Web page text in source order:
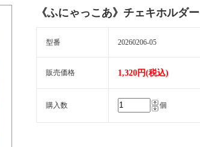
《ふにゃっこあ》チェキホルダー
型番 20260206-05
販売価格 1,320円(税込)
購入数 個